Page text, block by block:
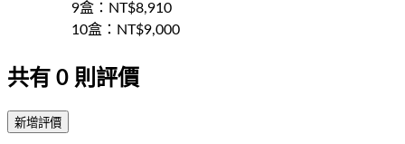
9盒 ：NT$8,910
10盒 ：NT$9,000
共有 0 則評價
新增評價